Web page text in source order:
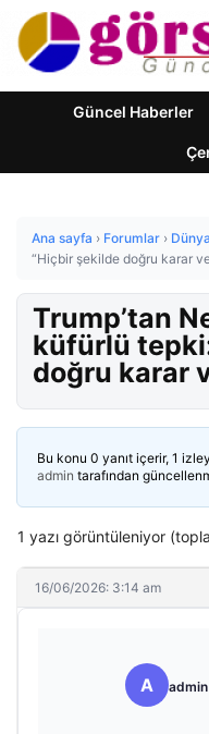
Güncel Haberler
Ana sayfa › Forumlar › Dünya
“Hiçbir şekilde doğru karar
Trump’tan
küfürlü
doğru karar
Bu konu 0 yanıt içerir, 1
admin tarafından
1 yazı görüntüleniyor
16/06/2026: 3:14 am
A admin